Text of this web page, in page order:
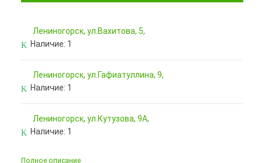
Лениногорск, ул.Вахитова, 5,
Наличие: 1
Лениногорск, ул.Гафиатуллина, 9,
Наличие: 1
Лениногорск, ул.Кутузова, 9А,
Наличие: 1
Полное описание